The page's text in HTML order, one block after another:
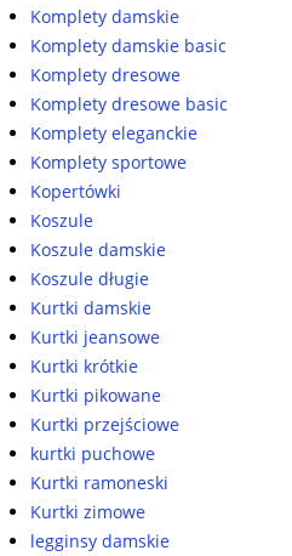
Komplety damskie
Komplety damskie basic
Komplety dresowe
Komplety dresowe basic
Komplety eleganckie
Komplety sportowe
Kopertówki
Koszule
Koszule damskie
Koszule długie
Kurtki damskie
Kurtki jeansowe
Kurtki krótkie
Kurtki pikowane
Kurtki przejściowe
kurtki puchowe
Kurtki ramoneski
Kurtki zimowe
legginsy damskie